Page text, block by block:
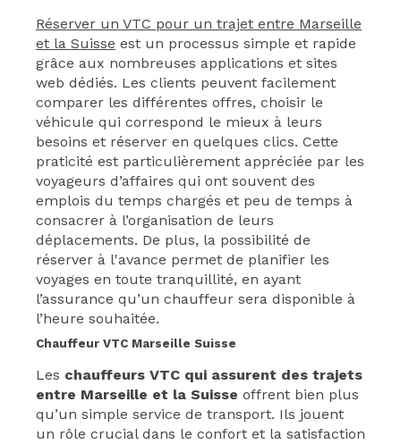
Réserver un VTC pour un trajet entre Marseille
et la Suisse est un processus simple et rapide
grâce aux nombreuses applications et sites
web dédiés. Les clients peuvent facilement
comparer les différentes offres, choisir le
véhicule qui correspond le mieux à leurs
besoins et réserver en quelques clics. Cette
praticité est particulièrement appréciée par les
voyageurs d’affaires qui ont souvent des
emplois du temps chargés et peu de temps à
consacrer à l’organisation de leurs
déplacements. De plus, la possibilité de
réserver à l'avance permet de planifier les
voyages en toute tranquillité, en ayant
l’assurance qu’un chauffeur sera disponible à
l’heure souhaitée.
Chauffeur VTC Marseille Suisse
Les chauffeurs VTC qui assurent des trajets
entre Marseille et la Suisse offrent bien plus
qu’un simple service de transport. Ils jouent
un rôle crucial dans le confort et la satisfaction